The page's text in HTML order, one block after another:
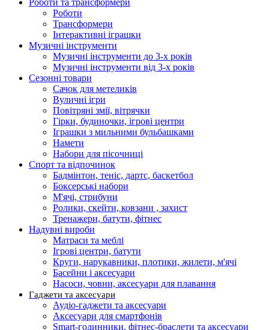
Роботи та трансформери
Роботи
Трансформери
Інтерактивні іграшки
Музичні інструменти
Музичні інструменти до 3-х років
Музичні інструменти від 3-х років
Сезонні товари
Сачок для метеликів
Вуличні ігри
Повітряні змії, вітрячки
Гірки, будиночки, ігрові центри
Іграшки з мильними бульбашками
Намети
Набори для пісочниці
Спорт та відпочинок
Бадмінтон, теніс, дартс, баскетбол
Боксерські набори
М'ячі, стрибуни
Ролики, скейти, ковзани , захист
Тренажери, батути, фітнес
Надувні вироби
Матраси та меблі
Ігрові центри, батути
Круги, нарукавники, плотики, жилети, м'ячі
Басейни і аксесуари
Насоси, човни, аксесуари для плавання
Гаджети та аксесуари
Аудіо-гаджети та аксесуари
Аксесуари для смартфонів
Smart-годинники, фітнес-браслети та аксесуари